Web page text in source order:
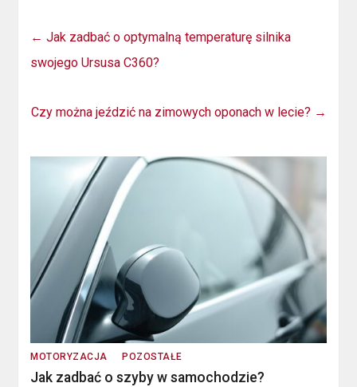
← Jak zadbać o optymalną temperaturę silnika
swojego Ursusa C360?
Czy można jeździć na zimowych oponach w lecie? →
MOTORYZACJA POZOSTAŁE
Jak zadbać o szyby w samochodzie?